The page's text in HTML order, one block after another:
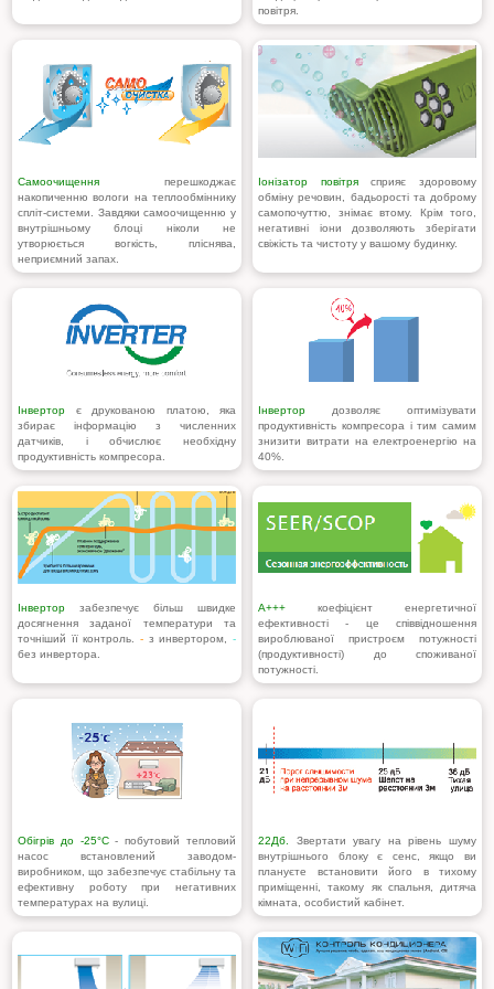
повітря.
Самоочищення перешкоджає
накопиченню вологи на теплообміннику
спліт-системи. Завдяки самоочищенню у
внутрішньому блоці ніколи не
утворюється вогкість, пліснява,
неприємний запах.
Іонізатор повітрясприяє здоровому
обміну речовин, бадьорості та доброму
самопочуттю, знімає втому. Крім того,
негативні іони дозволяють зберігати
свіжість та чистоту у вашому будинку.
Інвертор є друкованою платою, яка
збирає інформацію з численних
датчиків, і обчислює необхідну
продуктивність компресора.
Інвертор дозволяє оптимізувати
продуктивність компресора і тим самим
знизити витрати на електроенергію на
40%.
Інвертор забезпечує більш швидке
досягнення заданої температури та
точніший її контроль. - з инвертором, -
без инвертора.
A+++ коефіцієнт енергетичної
ефективності - це співвідношення
вироблюваної пристроєм потужності
(продуктивності) до споживаної
потужності.
Обігрів до -25°С- побутовий тепловий
насос встановлений заводом-
виробником, що забезпечує стабільну та
ефективну роботу при негативних
температурах на вулиці.
22Дб.
Звертати увагу на рівень шуму
внутрішнього блоку є сенс, якщо ви
плануєте встановити його в тихому
приміщенні, такому як спальня, дитяча
кімната, особистий кабінет.